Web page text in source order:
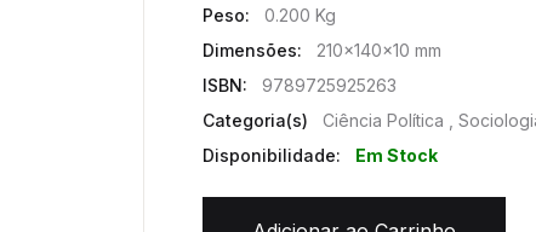
Peso:
0.200 Kg
Dimensões:
210x140x10 mm
ISBN:
9789725925263
Categoria(s)
Ciência Política ,
Disponibilidade:
Em Stock